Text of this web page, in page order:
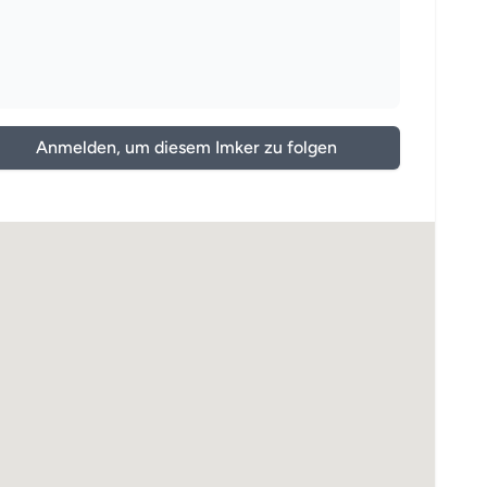
Anmelden, um diesem Imker zu folgen